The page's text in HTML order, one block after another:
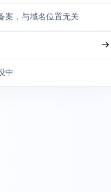
案，与域名位置无关
中